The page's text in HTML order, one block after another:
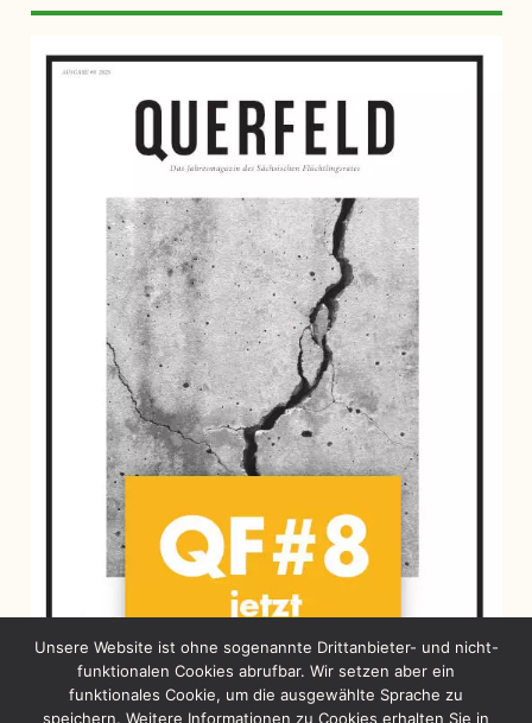
Unsere Website ist ohne sogenannte Drittanbieter- und nicht-
funktionalen Cookies abrufbar. Wir setzen aber ein
funktionales Cookie, um die ausgewählte Sprache zu
speichern. Weitere Informationen zu Cookies erhalten Sie in